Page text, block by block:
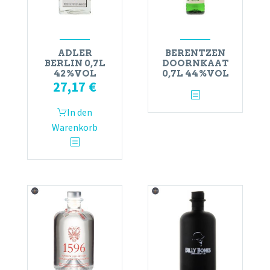
ADLER
BERLIN 0,7L
42%VOL
27,17 €
In den
Warenkorb
BERENTZEN
DOORNKAAT
0,7L 44%VOL